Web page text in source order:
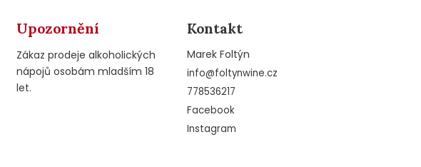
Upozornění
Zákaz prodeje alkoholických
nápojů osobám mladším 18
let.
Kontakt
Marek Foltýn
info@foltynwine.cz
778536217
Facebook
Instagram